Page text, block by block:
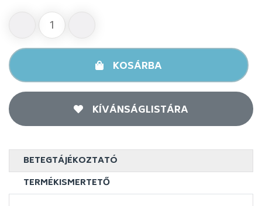
KOSÁRBA
KÍVÁNSÁGLISTÁRA
BETEGTÁJÉKOZTATÓ
TERMÉKISMERTETŐ